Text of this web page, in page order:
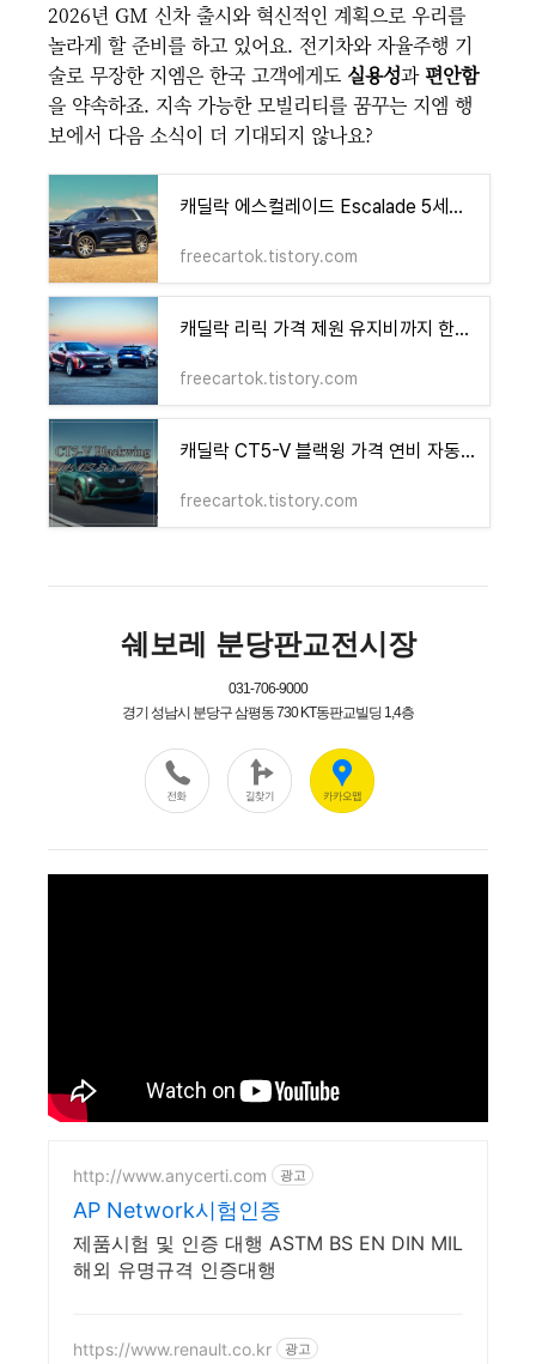
2026년 GM 신차 출시와 혁신적인 계획으로 우리를
놀라게 할 준비를 하고 있어요. 전기차와 자율주행 기
술로 무장한 지엠은 한국 고객에게도 실용성과 편안함
을 약속하죠. 지속 가능한 모빌리티를 꿈꾸는 지엠 행
보에서 다음 소식이 더 기대되지 않나요?
캐딜락 에스컬레이드 Escalade 5세대 가격 이 SUV가 당신의 드림카가 될 수 있을까요?
freecartok.tistory.com
캐딜락 리릭 가격 제원 유지비까지 한눈에 전기차 럭셔리의 새로운 기준!
freecartok.tistory.com
캐딜락 CT5-V 블랙윙 가격 연비 자동차세 유지비 슈퍼세단의 모든 것!
freecartok.tistory.com
http://www.anycerti.com 광고
AP Network시험인증
제품시험 및 인증 대행 ASTM BS EN DIN MIL
해외 유명규격 인증대행
https://www.renault.co.kr 광고